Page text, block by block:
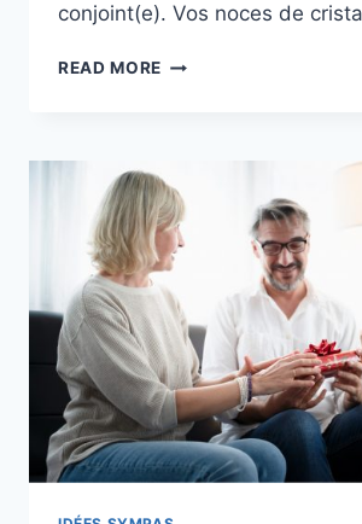
conjoint(e). Vos noces de
READ MORE 15
COMMENT
FÊTER
SES
NOCES
DE
CRISTAL
?